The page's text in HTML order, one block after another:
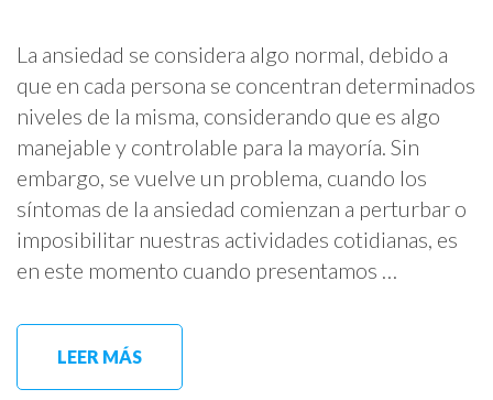
La ansiedad se considera algo normal, debido a
que en cada persona se concentran determinados
niveles de la misma, considerando que es algo
manejable y controlable para la mayoría. Sin
embargo, se vuelve un problema, cuando los
síntomas de la ansiedad comienzan a perturbar o
imposibilitar nuestras actividades cotidianas, es
en este momento cuando presentamos …
LEER MÁS